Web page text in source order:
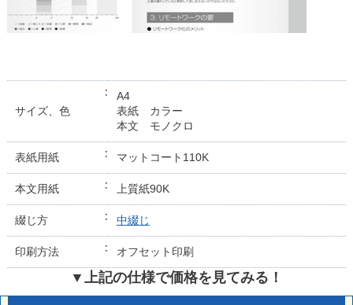
サイズ、色
A4
表紙 カラー
本文 モノクロ
表紙用紙 マットコート110K
本文用紙 上質紙90K
綴じ方 中綴じ
印刷方法 オフセット印刷
▼上記の仕様で価格を見てみる！